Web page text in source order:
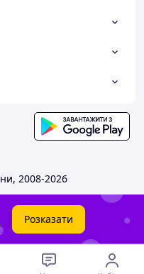
2008-2026
Розказати